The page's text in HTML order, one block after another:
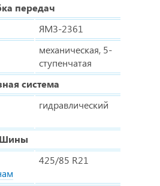
передач
ЯМЗ-2361
механическая, 5-
ступенчатая
система
гидравлический
Шины
425/85 R21